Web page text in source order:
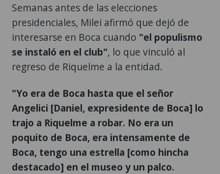
Semanas antes de las elecciones
presidenciales, Milei afirmó que dejó de
interesarse en Boca cuando "el populismo
se instaló en el club", lo que vinculó al
regreso de Riquelme a la entidad.
"Yo era de Boca hasta que el señor
Angelici [Daniel, expresidente de Boca] lo
trajo a Riquelme a robar. No era un
poquito de Boca, era intensamente de
Boca, tengo una estrella [como hincha
destacado] en el museo y un palco.